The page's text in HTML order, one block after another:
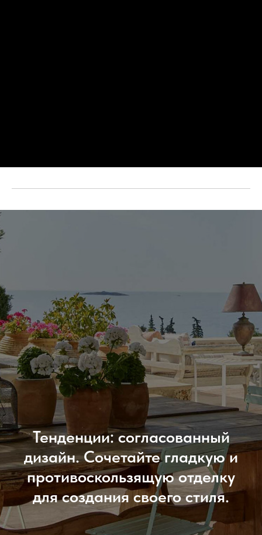
Тенденции: согласованный
дизайн. Сочетайте гладкую и
противоскользящую отделку
для создания своего стиля.